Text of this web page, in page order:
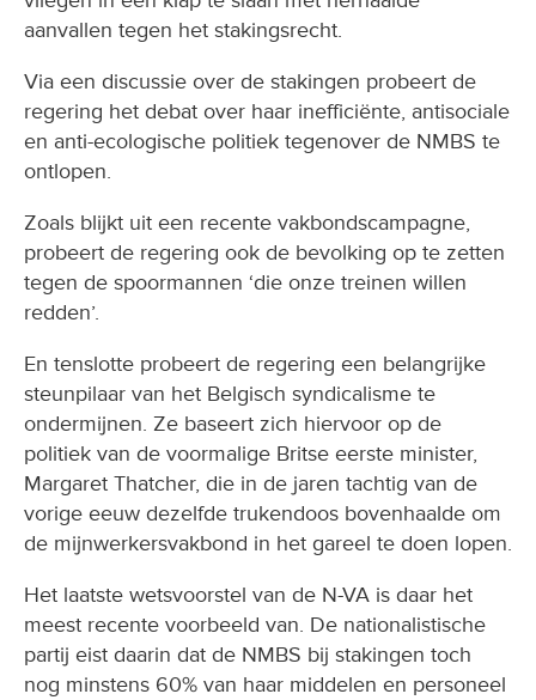
aanvallen tegen het stakingsrecht.
Via een discussie over de stakingen probeert de
regering het debat over haar inefficiënte, antisociale
en anti-ecologische politiek tegenover de NMBS te
ontlopen.
Zoals blijkt uit een recente vakbondscampagne,
probeert de regering ook de bevolking op te zetten
tegen de spoormannen ‘die onze treinen willen
redden’.
En tenslotte probeert de regering een belangrijke
steunpilaar van het Belgisch syndicalisme te
ondermijnen. Ze baseert zich hiervoor op de
politiek van de voormalige Britse eerste minister,
Margaret Thatcher, die in de jaren tachtig van de
vorige eeuw dezelfde trukendoos bovenhaalde om
de mijnwerkersvakbond in het gareel te doen lopen.
Het laatste wetsvoorstel van de N-VA is daar het
meest recente voorbeeld van. De nationalistische
partij eist daarin dat de NMBS bij stakingen toch
nog minstens 60% van haar middelen en personeel